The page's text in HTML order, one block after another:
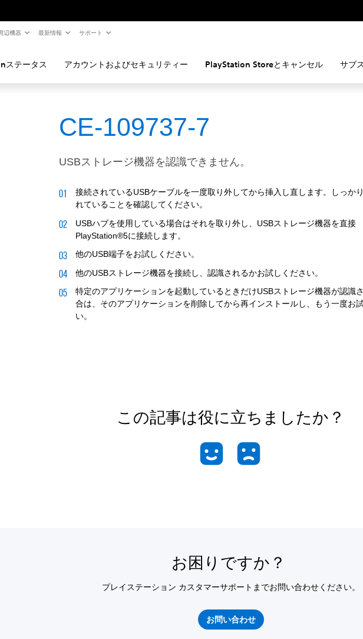
辺機器 最新情報 サポート
ステータス アカウントおよびセキュリティー PlayStation Storeとキャンセル サブ
CE-109737-7
USBストレージ機器を認識できません。
接続されているUSBケーブルを一度取り外してから挿入し直します。しっか
れていることを確認してください。
USBハブを使用している場合はそれを取り外し、USBストレージ機器を直接
PlayStation®5に接続します。
他のUSB端子をお試しください。
他のUSBストレージ機器を接続し、認識されるかお試しください。
特定のアプリケーションを起動しているときだけUSBストレージ機器が認識
合は、そのアプリケーションを削除してから再インストールし、もう一度お
い。
この記事は役に立ちましたか？
お困りですか？
プレイステーション カスタマーサポートまでお問い合わせください。
お問い合わせ